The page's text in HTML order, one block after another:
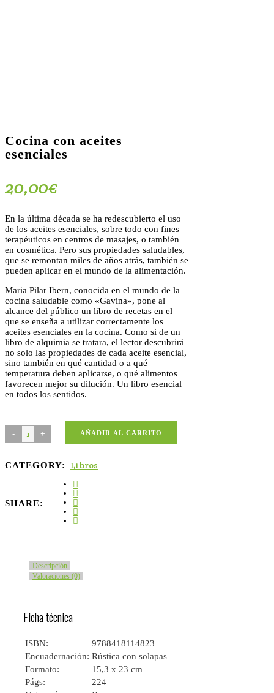
Cocina con aceites
esenciales
20,00€
En la última década se ha redescubierto el uso
de los aceites esenciales, sobre todo con fines
terapéuticos en centros de masajes, o también
en cosmética. Pero sus propiedades saludables,
que se remontan miles de años atrás, también se
pueden aplicar en el mundo de la alimentación.
Maria Pilar Ibern, conocida en el mundo de la
cocina saludable como «Gavina», pone al
alcance del público un libro de recetas en el
que se enseña a utilizar correctamente los
aceites esenciales en la cocina. Como si de un
libro de alquimia se tratara, el lector descubrirá
no solo las propiedades de cada aceite esencial,
sino también en qué cantidad o a qué
temperatura deben aplicarse, o qué alimentos
favorecen mejor su dilución. Un libro esencial
en todos los sentidos.
AÑADIR AL CARRITO
CATEGORY: Libros
SHARE:
Descripción
Valoraciones (0)
Ficha técnica
ISBN:
9788418114823
Encuadernación: Rústica con solapas
Formato:
15,3 x 23 cm
Págs:
224